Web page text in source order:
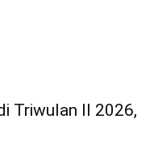
Triwulan II 2026,